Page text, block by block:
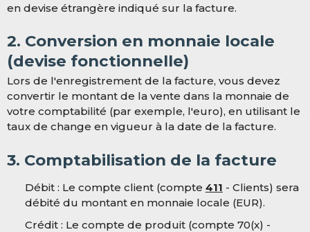
en devise étrangère indiqué sur la facture.
2. Conversion en monnaie locale
(devise fonctionnelle)
Lors de l'enregistrement de la facture, vous devez
convertir le montant de la vente dans la monnaie de
votre comptabilité (par exemple, l'euro), en utilisant le
taux de change en vigueur à la date de la facture.
3. Comptabilisation de la facture
Débit: Le compte client (compte 411 - Clients) sera
débité du montant en monnaie locale (EUR).
Crédit: Le compte de produit (compte 70(x) -